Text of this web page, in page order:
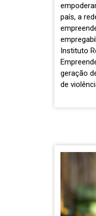
país, a
Instituto
geração
de